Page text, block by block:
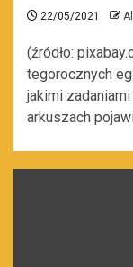
22/05/2021
(źródło:
tegorocznych
jakimi
arkuszach